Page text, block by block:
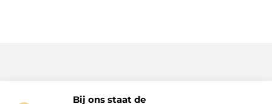
Bij ons staat de